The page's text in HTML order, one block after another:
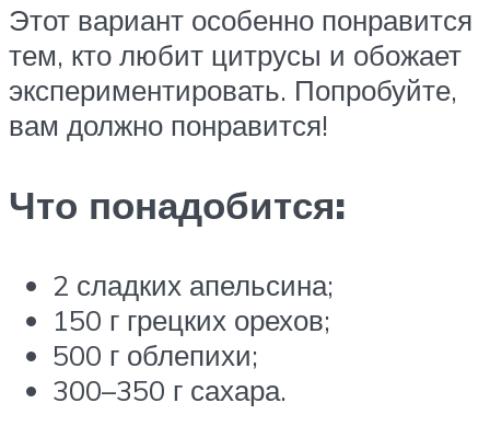
Этот вариант особенно понравится
тем, кто любит цитрусы и обожает
экспериментировать. Попробуйте,
вам должно понравится!
Что понадобится:
2 сладких апельсина;
150 г грецких орехов;
500 г облепихи;
300–350 г сахара.